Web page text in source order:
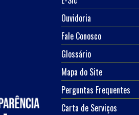
Ouvidoria
Fale Conosco
Glossário
Mapa do Site
Perguntas Frequentes
Carta de Serviços